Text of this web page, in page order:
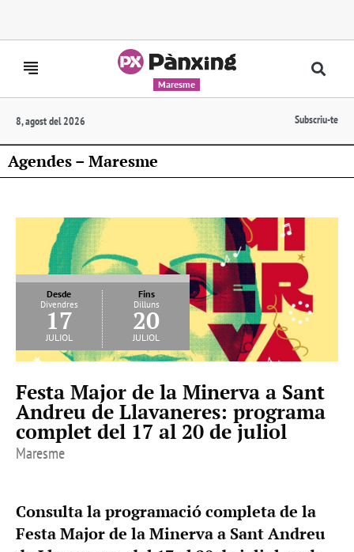
Maresme
8, agost del 2026 Subscriu-te
Agendes – Maresme
Desde
Divendres
17
juliol
Fins
Dilluns
20
juliol
Festa Major de la Minerva a Sant
Andreu de Llavaneres: programa
complet del 17 al 20 de juliol
Maresme
Consulta la programació completa de la
Festa Major de la Minerva a Sant Andreu